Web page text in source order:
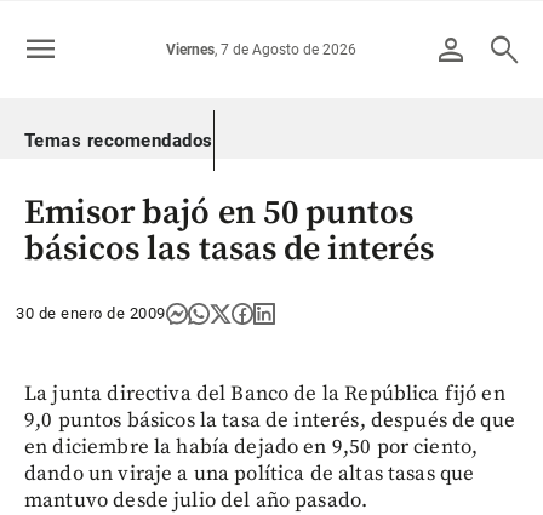
Colombia
person search
Viernes, 7 de Agosto de 2026
menu
Temas recomendados
Emisor bajó en 50 puntos
básicos las tasas de interés
30 de enero de 2009
La junta directiva del Banco de la República fijó en
9,0 puntos básicos la tasa de interés, después de que
en diciembre la había dejado en 9,50 por ciento,
dando un viraje a una política de altas tasas que
mantuvo desde julio del año pasado.